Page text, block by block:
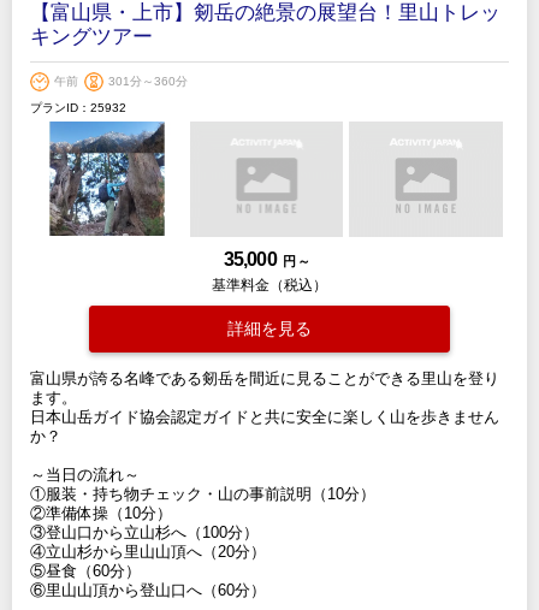
【富山県・上市】剱岳の絶景の展望台！里山トレッ
キングツアー
午前
301分～360分
プランID：25932
35,000 円 ～
基準料金（税込）
詳細を見る
富山県が誇る名峰である剱岳を間近に見ることができる里山を登り
ます。
日本山岳ガイド協会認定ガイドと共に安全に楽しく山を歩きません
か？
～当日の流れ～
①服装・持ち物チェック・山の事前説明（10分）
②準備体操（10分）
③登山口から立山杉へ（100分）
④立山杉から里山山頂へ（20分）
⑤昼食（60分）
⑥里山山頂から登山口へ（60分）